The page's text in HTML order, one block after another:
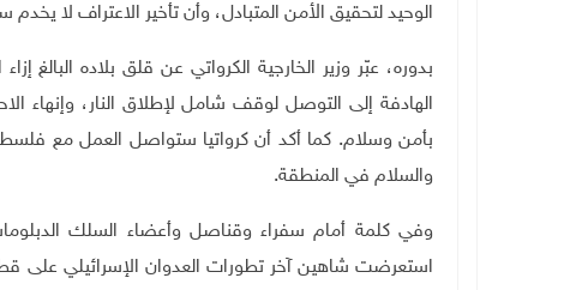
الوحيد لتحقيق الأمن المتبادل، وأن تأخير الاعتراف لا
بدوره، عبّر وزير الخارجية الكرواتي عن قلق بلاده البالغ
الهادفة إلى التوصل لوقف شامل لإطلاق النار، وإنهاء
بأمن وسلام. كما أكد أن كرواتيا ستواصل العمل مع
والسلام في المنطقة.
وفي كلمة أمام سفراء وقناصل وأعضاء السلك
استعرضت شاهين آخر تطورات العدوان الإسرائيلي على